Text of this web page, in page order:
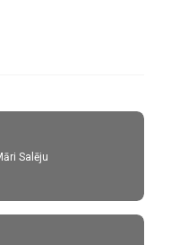
Salēju